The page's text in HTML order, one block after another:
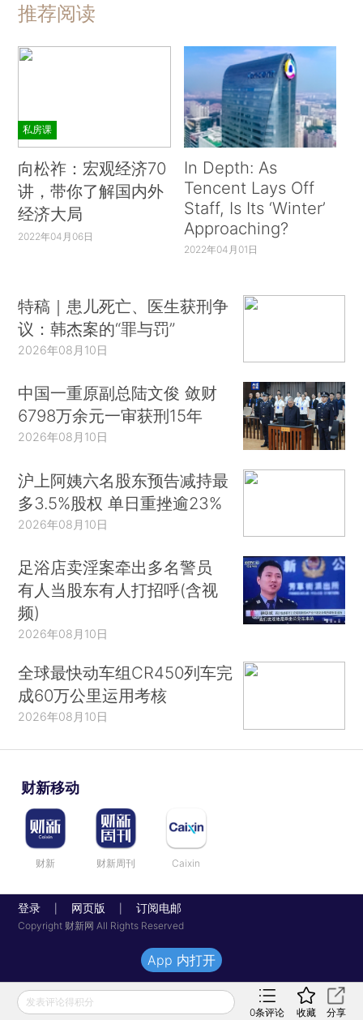
推荐阅读
私房课
向松祚：宏观经济70
讲，带你了解国内外
经济大局
2022年04月06日
In Depth: As
Tencent Lays Off
Staff, Is Its ‘Winter’
Approaching?
2022年04月01日
特稿｜患儿死亡、医生获刑争
议：韩杰案的“罪与罚”
2026年08月10日
中国一重原副总陆文俊 敛财
6798万余元一审获刑15年
2026年08月10日
沪上阿姨六名股东预告减持最
多3.5%股权 单日重挫逾23%
2026年08月10日
足浴店卖淫案牵出多名警员
有人当股东有人打招呼(含视
频)
2026年08月10日
全球最快动车组CR450列车完
成60万公里运用考核
2026年08月10日
财新移动
财新 财新周刊 Caixin
登录 网页版 订阅电邮
Copyright 财新网 All Rights Reserved
发表评论得积分
0条评论 收藏 分享
App 内打开